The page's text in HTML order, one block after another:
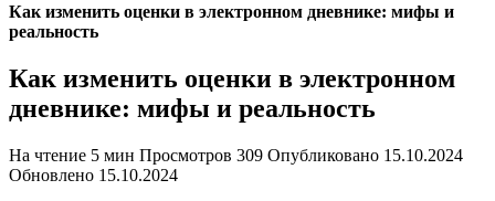
Как изменить оценки в электронном дневнике: мифы и
реальность
Как изменить оценки в электронном
дневнике: мифы и реальность
На чтение 5 мин Просмотров 309 Опубликовано 15.10.2024
Обновлено 15.10.2024